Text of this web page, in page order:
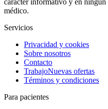
carácter informativo y en
médico.
Servicios
Privacidad y cookies
Sobre nosotros
Contacto
TrabajoNuevas ofertas
Términos y condiciones
Para pacientes